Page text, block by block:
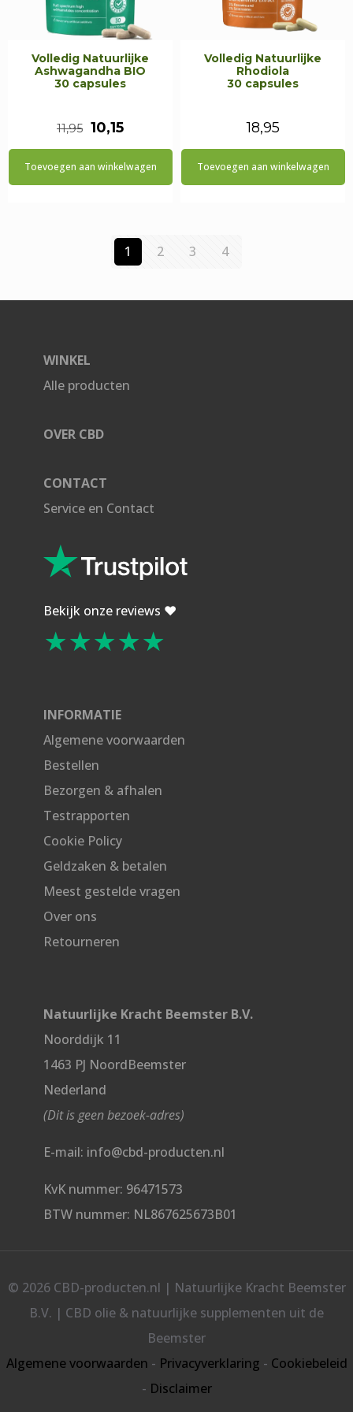
Volledig Natuurlijke
Ashwagandha BIO
30 capsules
11,95 Oorspronkelijke
prijs
10,15Huidige
prijs
Toevoegen aan winkelwagen
Volledig Natuurlijke
Rhodiola
30 capsules
18,95
Toevoegen aan winkelwagen
1 2 3 4
WINKEL
Alle producten
OVER CBD
CONTACT
Service en Contact
Bekijk onze reviews ❤️
★★★★★
INFORMATIE
Algemene voorwaarden
Bestellen
Bezorgen & afhalen
Testrapporten
Cookie Policy
Geldzaken & betalen
Meest gestelde vragen
Over ons
Retourneren
Natuurlijke Kracht Beemster B.V.
Noorddijk 11
1463 PJ NoordBeemster
Nederland
(Dit is geen bezoek-adres)
E-mail: info@cbd-producten.nl
KvK nummer: 96471573
BTW nummer: NL867625673B01
© 2026 CBD-producten.nl | Natuurlijke Kracht Beemster
B.V. | CBD olie & natuurlijke supplementen uit de
Beemster
Algemene voorwaarden - Privacyverklaring - Cookiebeleid
- Disclaimer